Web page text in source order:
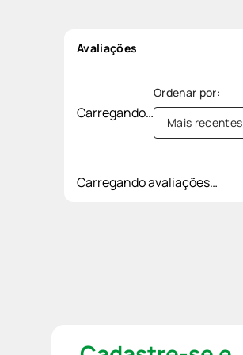
Avaliações
Carregando…
Mais recentes
Carregando avaliações…